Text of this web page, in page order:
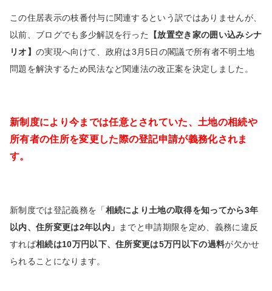
この住居表示の枝番付与に関連するという訳ではありませんが、
以前、ブログでも多少解説を行った
【放置空き家の囲い込みシナ
リオ】 の実現へ向けて、政府は3 月5日の閣議で所有者不明土地
問題を解決するため民法など関連法の改正案を決定しました。
新制度により今までは任意とされていた、土地の相続や
所有者の住所を変更した際の登記申請が義務化されま
す。
新制度では登記義務を「相続により土地の取得を知ってから3年
以内、住所変更は2年以内」
までと申請期限を定め、義務に違反
すれば相続は10万円以下、住所変更は5万円以下の過料が欠かせ
られることになります。